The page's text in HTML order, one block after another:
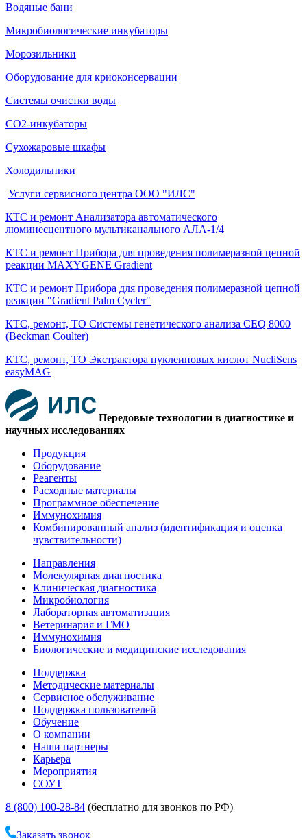
Водяные бани
Микробиологические инкубаторы
Морозильники
Оборудование для криоконсервации
Системы очистки воды
СО2-инкубаторы
Сухожаровые шкафы
Холодильники
Услуги сервисного центра ООО "ИЛС"
КТС и ремонт Анализатора автоматического
люминесцентного мультиканального АЛА-1/4
КТС и ремонт Прибора для проведения полимеразной цепной
реакции MAXYGENE Gradient
КТС и ремонт Прибора для проведения полимеразной цепной
реакции "Gradient Palm Cycler"
КТС, ремонт, ТО Системы генетического анализа CEQ 8000
(Beckman Coulter)
КТС, ремонт, ТО Экстрактора нуклеиновых кислот NucliSens
easyMAG
Передовые технологии в диагностике и
научных исследованиях
Продукция
Оборудование
Реагенты
Расходные материалы
Программное обеспечение
Иммунохимия
Комбинированный анализ (идентификация и оценка
чувствительности)
Направления
Молекулярная диагностика
Клиническая диагностика
Микробиология
Лабораторная автоматизация
Ветеринария и ГМО
Иммунохимия
Биологические и медицинские исследования
Поддержка
Методические материалы
Сервисное обслуживание
Поддержка пользователей
Обучение
О компании
Наши партнеры
Карьера
Мероприятия
СОУТ
8 (800) 100-28-84 (бесплатно для звонков по РФ)
Заказать звонок